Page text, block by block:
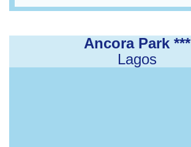
Ancora Park ***
Lagos